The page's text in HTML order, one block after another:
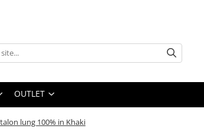
OUTLET
lung 100% in Khaki